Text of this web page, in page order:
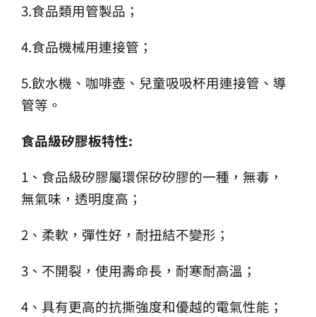
3.食品類用管製品；
4.食品機械用連接管；
5.飲水機、咖啡壺、兒童吸吸杯用連接管、導
管等。
食品級矽膠板特性:
1、食品級矽膠屬環保矽矽膠的一種，無毒，
無氣味，透明度高；
2、柔軟，彈性好，耐扭結不變形；
3、不開裂，使用壽命長，耐寒耐高溫；
4、具有更高的抗撕強度和優越的電氣性能；